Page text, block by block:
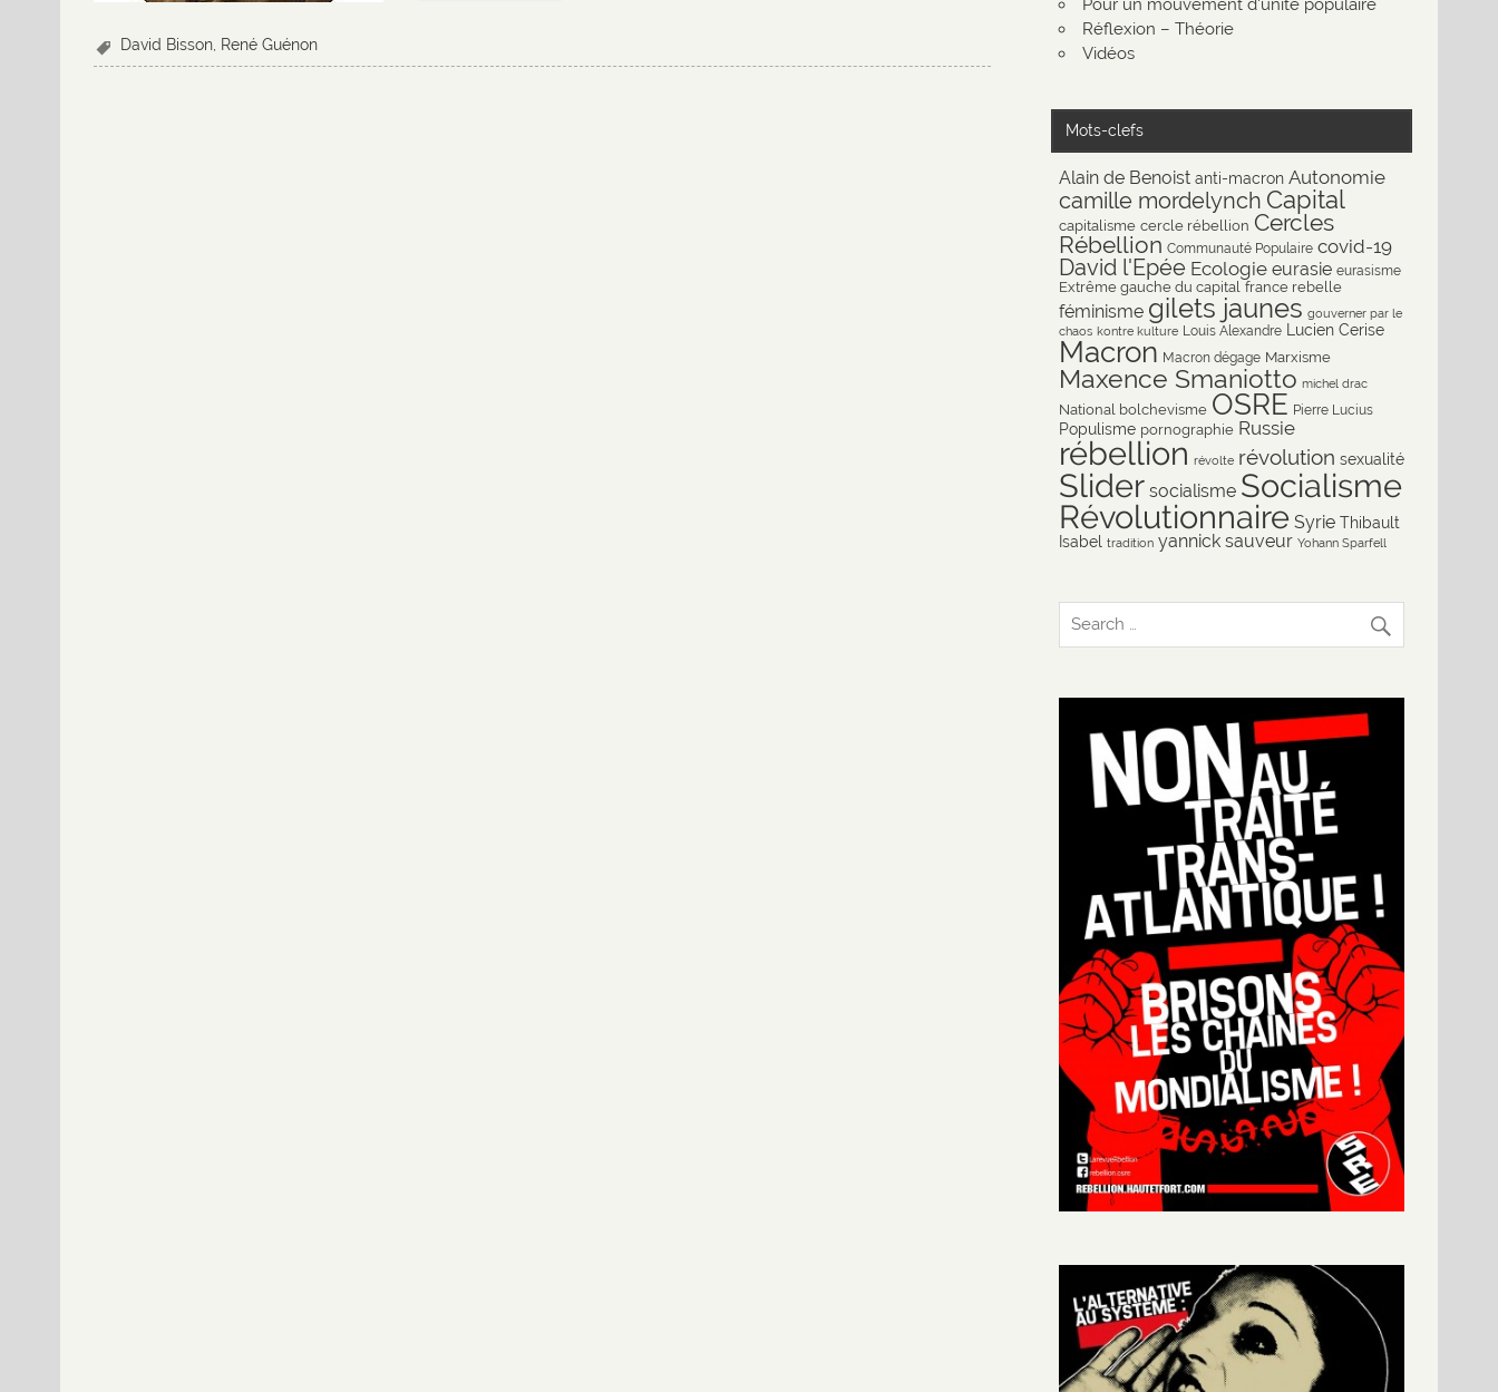
David Bisson, René Guénon
Pour un mouvement d'unité populaire
Réflexion – Théorie
Vidéos
Mots-clefs
Alain de Benoist anti-macron Autonomie
camille mordelynch Capital
capitalisme cercle rébellion Cercles
Rébellion Communauté Populaire covid-19
David l'Epée Ecologie eurasie eurasisme
Extrême gauche du capital france rebelle
féminisme gilets jaunes gouverner par le
chaos kontre kulture Louis Alexandre Lucien Cerise
Macron Macron dégage Marxisme
Maxence Smaniotto michel drac
National bolchevisme OSRE Pierre Lucius
Populisme pornographie Russie
rébellion révolte révolution sexualité
Slider socialisme Socialisme
Révolutionnaire Syrie Thibault
Isabel tradition yannick sauveur Yohann Sparfell